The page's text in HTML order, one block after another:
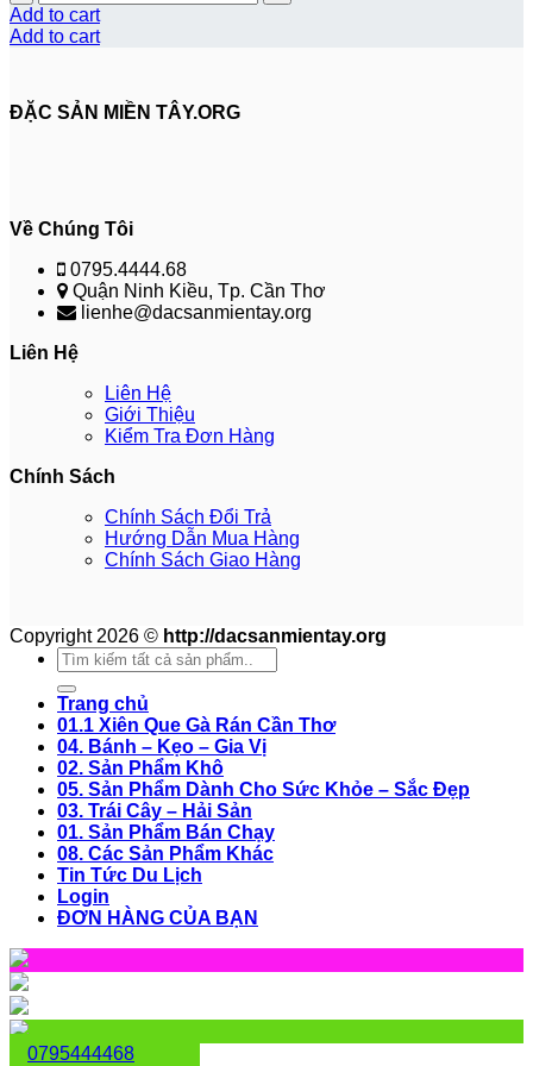
Add to cart
Add to cart
ĐẶC SẢN MIỀN TÂY.ORG
Về Chúng Tôi
0795.4444.68
Quận Ninh Kiều, Tp. Cần Thơ
lienhe@dacsanmientay.org
Liên Hệ
Liên Hệ
Giới Thiệu
Kiểm Tra Đơn Hàng
Chính Sách
Chính Sách Đổi Trả
Hướng Dẫn Mua Hàng
Chính Sách Giao Hàng
Copyright 2026 © http://dacsanmientay.org
Search
for:
Trang chủ
01.1 Xiên Que Gà Rán Cần Thơ
04. Bánh – Kẹo – Gia Vị
02. Sản Phẩm Khô
05. Sản Phẩm Dành Cho Sức Khỏe – Sắc Đẹp
03. Trái Cây – Hải Sản
01. Sản Phẩm Bán Chạy
08. Các Sản Phẩm Khác
Tin Tức Du Lịch
Login
ĐƠN HÀNG CỦA BẠN
0795444468